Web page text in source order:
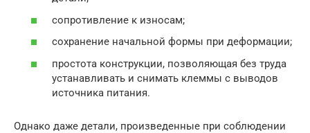
сопротивление к износам;
сохранение начальной формы при деформации;
простота конструкции, позволяющая без труда
устанавливать и снимать клеммы с выводов
источника питания.
Однако даже детали, произведенные при соблюдении